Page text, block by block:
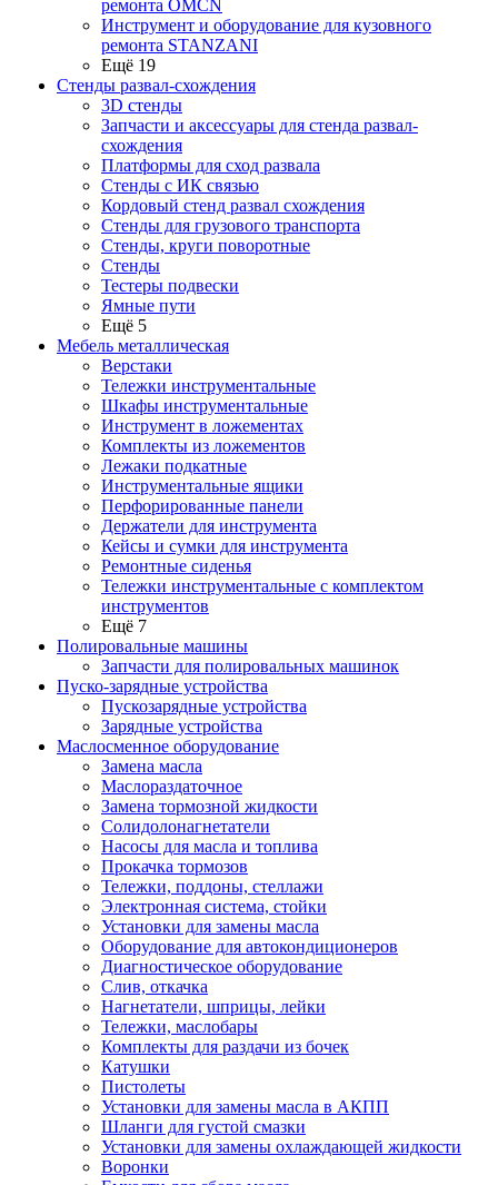
ремонта OMCN
Инструмент и оборудование для кузовного
ремонта STANZANI
Ещё 19
Стенды развал-схождения
3D стенды
Запчасти и аксессуары для стенда развал-
схождения
Платформы для сход развала
Стенды с ИК связью
Кордовый стенд развал схождения
Стенды для грузового транспорта
Стенды, круги поворотные
Стенды
Тестеры подвески
Ямные пути
Ещё 5
Мебель металлическая
Верстаки
Тележки инструментальные
Шкафы инструментальные
Инструмент в ложементах
Комплекты из ложементов
Лежаки подкатные
Инструментальные ящики
Перфорированные панели
Держатели для инструмента
Кейсы и сумки для инструмента
Ремонтные сиденья
Тележки инструментальные с комплектом
инструментов
Ещё 7
Полировальные машины
Запчасти для полировальных машинок
Пуско-зарядные устройства
Пускозарядные устройства
Зарядные устройства
Маслосменное оборудование
Замена масла
Маслораздаточное
Замена тормозной жидкости
Солидолонагнетатели
Насосы для масла и топлива
Прокачка тормозов
Тележки, поддоны, стеллажи
Электронная система, стойки
Установки для замены масла
Оборудование для автокондиционеров
Диагностическое оборудование
Слив, откачка
Нагнетатели, шприцы, лейки
Тележки, маслобары
Комплекты для раздачи из бочек
Катушки
Пистолеты
Установки для замены масла в АКПП
Шланги для густой смазки
Установки для замены охлаждающей жидкости
Воронки